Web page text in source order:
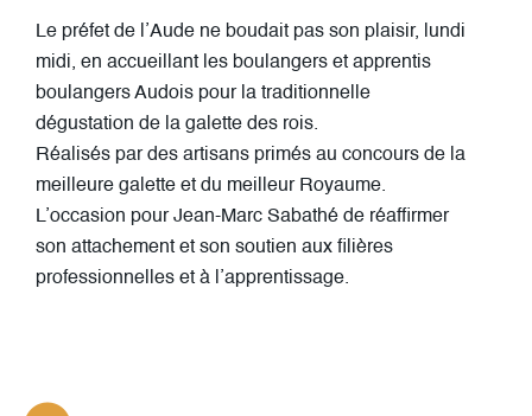
Le préfet de l’Aude ne boudait pas son plaisir, lundi
midi, en accueillant les boulangers et apprentis
boulangers Audois pour la traditionnelle
dégustation de la galette des rois.
Réalisés par des artisans primés au concours de la
meilleure galette et du meilleur Royaume.
L’occasion pour Jean-Marc Sabathé de réaffirmer
son attachement et son soutien aux filières
professionnelles et à l’apprentissage.